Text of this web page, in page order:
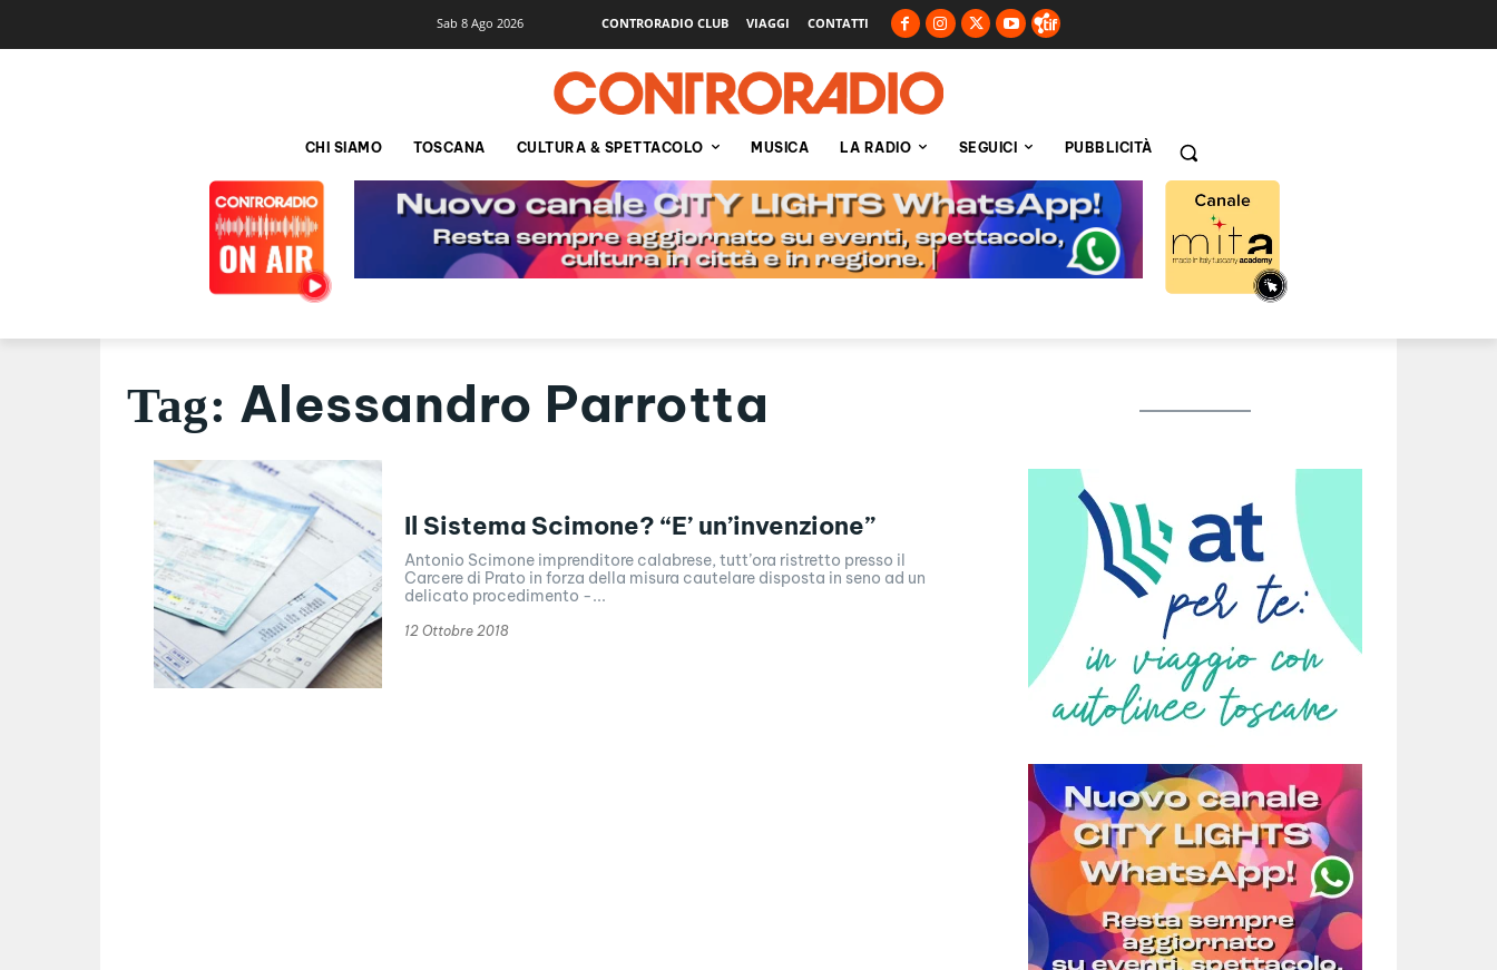
Sab 8 Ago 2026 CONTRORADIO CLUB VIAGGI CONTATTI
CHI SIAMO TOSCANA CULTURA & SPETTACOLO MUSICA LA RADIO SEGUICI PUBBLICITÀ
Tag: Alessandro Parrotta
Il Sistema Scimone? “E’ un’invenzione”
Antonio Scimone imprenditore calabrese, tutt’ora ristretto presso il
Carcere di Prato in forza della misura cautelare disposta in seno ad un
delicato procedimento -...
12 Ottobre 2018